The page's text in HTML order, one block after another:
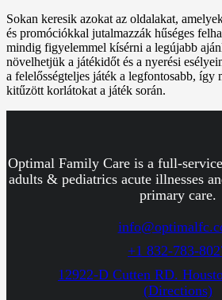
Sokan keresik azokat az oldalakat,
és promóciókkal jutalmazzák hűséges
mindig figyelemmel kísérni a legújabb
növelhetjük a játékidőt és a nyerési
a felelősségteljes játék a legfontosabb, így
kitűzött korlátokat a játék során.
Optimal Family Care is a full-
adults & pediatrics acute illnesses
primary care.
+1 832-783-
12922-D Cutten RD.
(Directions)